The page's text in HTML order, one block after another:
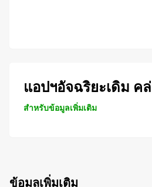
แอปฯอัจฉริยะเดิม ค
สำหรับข้อมูลเพิ่มเติม
ข้อมูลเพิ่มเติม